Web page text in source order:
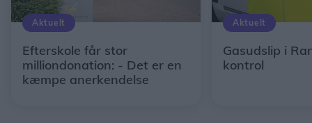
Aktuelt
Efterskole får stor
milliondonation: - Det er en
kæmpe anerkendelse
Aktuelt
Gasudslip i
kontrol